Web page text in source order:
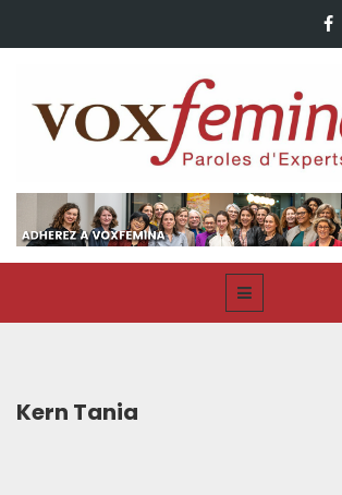
Kern Tania